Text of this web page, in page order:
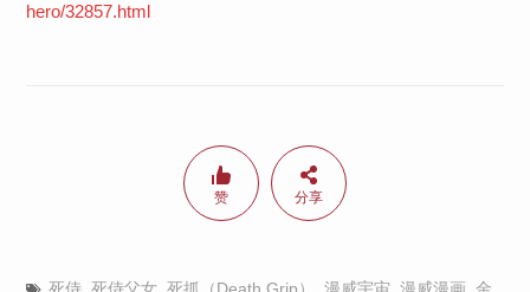
hero/32857.html
赞 分享